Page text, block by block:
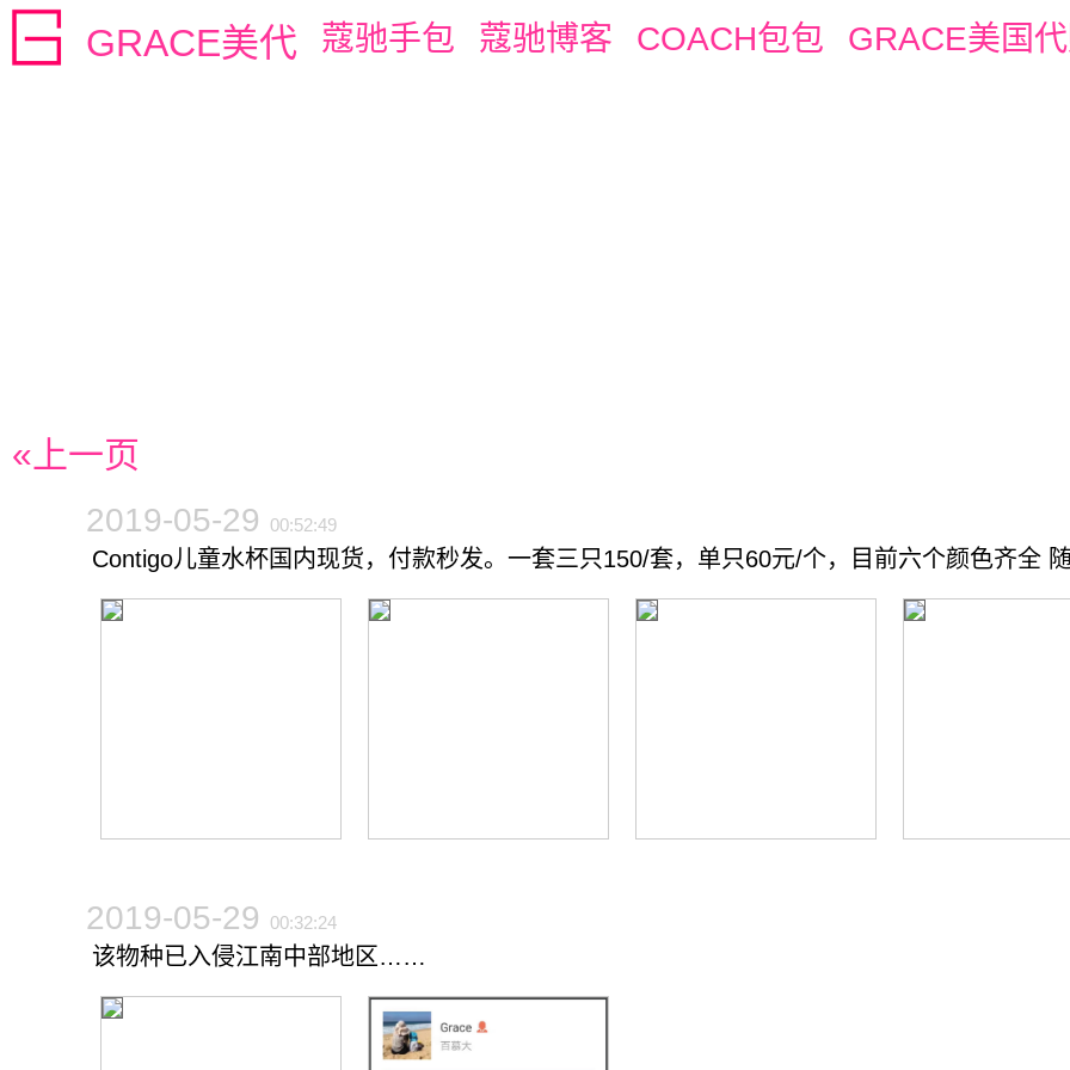
GRACE美代 蔻驰手包 蔻驰博客 COACH包包 GRACE美国
«上一页
2019-05-29 00:52:49
Contigo儿童水杯国内现货，付款秒发。一套三只150/套，单只60元/个，目前六个颜色齐全
2019-05-29 00:32:24
该物种已入侵江南中部地区……